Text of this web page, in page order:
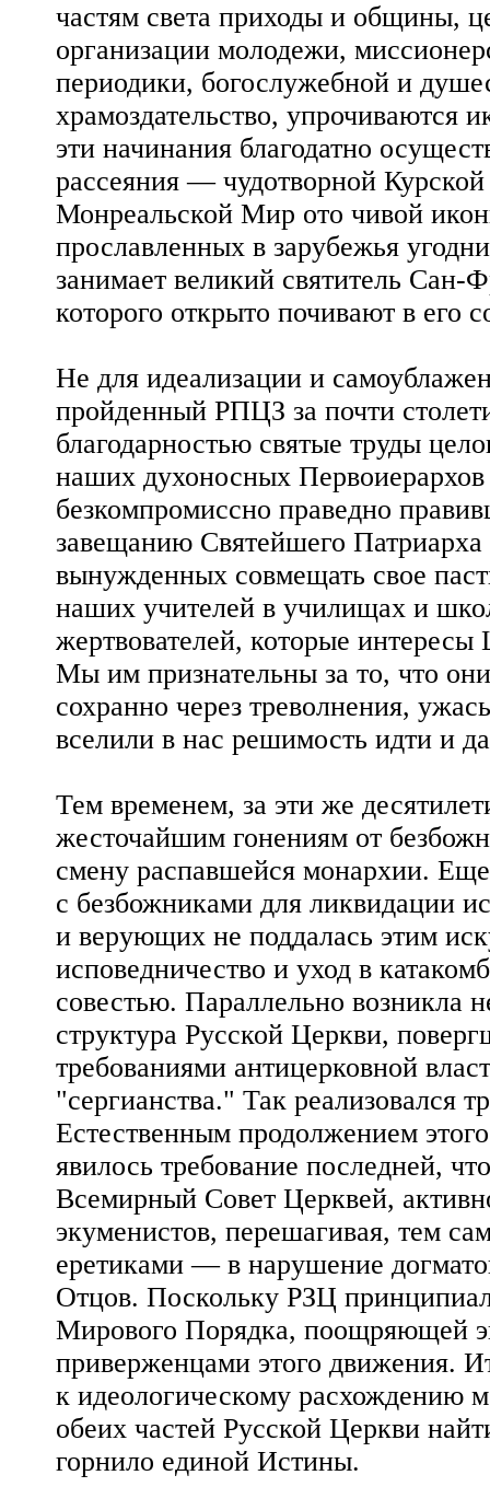
частям света приходы и общины,
организации молодежи,
периодики, богослужебной и
храмоздательство, упрочиваются
эти начинания благодатно
рассеяния — чудотворной
Монреальской Мир ото чивой
прославленных в зарубежья
занимает великий святитель
которого открыто почивают в его
Не для идеализации и
пройденный РПЦЗ за почти
благодарностью святые труды
наших духоносных
безкомпромиссно праведно
завещанию Святейшего
вынужденных совмещать свое
наших учителей в училищах и
жертвователей, которые
Мы им признательны за то, что
сохранно через треволнения,
вселили в нас решимость идти и
Тем временем, за эти же
жесточайшим гонениям от
смену распавшейся монархии.
с безбожниками для ликвидации
и верующих не поддалась этим
исповедничество и уход в
совестью. Параллельно возникла
структура Русской Церкви,
требованиями антицерковной
"сергианства." Так реализовался
Естественным продолжением
явилось требование последней,
Всемирный Совет Церквей,
экуменистов, перешагивая, тем
еретиками — в нарушение
Отцов. Поскольку РЗЦ
Мирового Порядка, поощряющей
приверженцами этого движения.
к идеологическому
обеих частей Русской Церкви
горнило единой Истины.